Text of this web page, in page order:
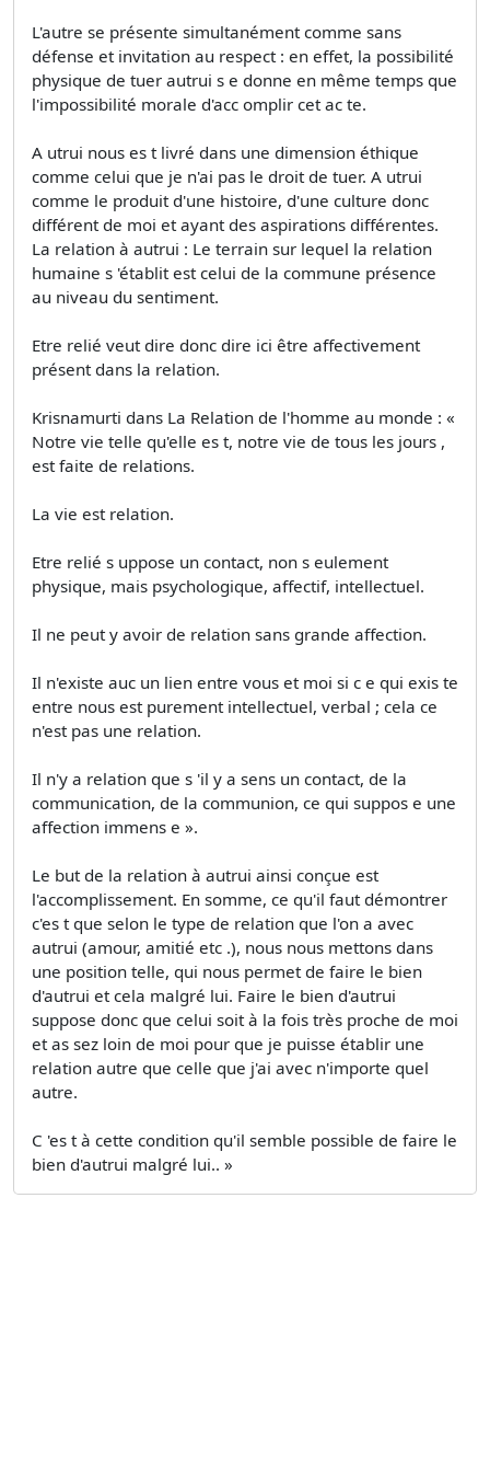
L'autre se présente simultanément comme sans
défense et invitation au respect : en effet, la possibilité
physique de tuer autrui s e donne en même temps que
l'impossibilité morale d'acc omplir cet ac te.
A utrui nous es t livré dans une dimension éthique
comme celui que je n'ai pas le droit de tuer. A utrui
comme le produit d'une histoire, d'une culture donc
différent de moi et ayant des aspirations différentes.
La relation à autrui : Le terrain sur lequel la relation
humaine s 'établit est celui de la commune présence
au niveau du sentiment.
Etre relié veut dire donc dire ici être affectivement
présent dans la relation.
Krisnamurti dans La Relation de l'homme au monde : «
Notre vie telle qu'elle es t, notre vie de tous les jours ,
est faite de relations.
La vie est relation.
Etre relié s uppose un contact, non s eulement
physique, mais psychologique, affectif, intellectuel.
Il ne peut y avoir de relation sans grande affection.
Il n'existe auc un lien entre vous et moi si c e qui exis te
entre nous est purement intellectuel, verbal ; cela ce
n'est pas une relation.
Il n'y a relation que s 'il y a sens un contact, de la
communication, de la communion, ce qui suppos e une
affection immens e ».
Le but de la relation à autrui ainsi conçue est
l'accomplissement. En somme, ce qu'il faut démontrer
c'es t que selon le type de relation que l'on a avec
autrui (amour, amitié etc .), nous nous mettons dans
une position telle, qui nous permet de faire le bien
d'autrui et cela malgré lui. Faire le bien d'autrui
suppose donc que celui soit à la fois très proche de moi
et as sez loin de moi pour que je puisse établir une
relation autre que celle que j'ai avec n'importe quel
autre.
C 'es t à cette condition qu'il semble possible de faire le
bien d'autrui malgré lui.. »